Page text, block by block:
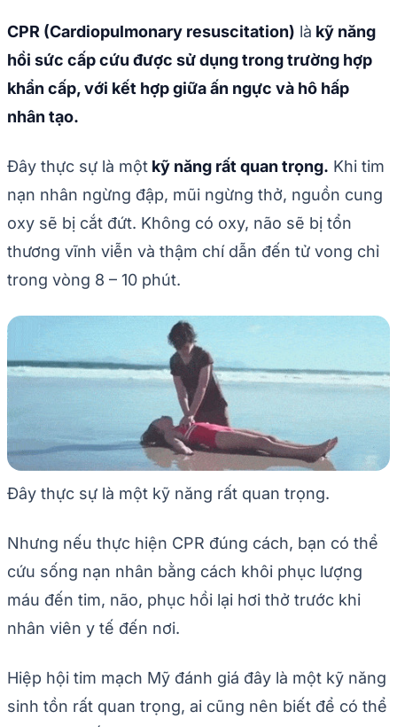
CPR (Cardiopulmonary resuscitation) là kỹ năng
hồi sức cấp cứu được sử dụng trong trường hợp
khẩn cấp, với kết hợp giữa ấn ngực và hô hấp
nhân tạo.
Đây thực sự là một kỹ năng rất quan trọng. Khi tim
nạn nhân ngừng đập, mũi ngừng thở, nguồn cung
oxy sẽ bị cắt đứt. Không có oxy, não sẽ bị tổn
thương vĩnh viễn và thậm chí dẫn đến tử vong chỉ
trong vòng 8 – 10 phút.
Đây thực sự là một kỹ năng rất quan trọng.
Nhưng nếu thực hiện CPR đúng cách, bạn có thể
cứu sống nạn nhân bằng cách khôi phục lượng
máu đến tim, não, phục hồi lại hơi thở trước khi
nhân viên y tế đến nơi.
Hiệp hội tim mạch Mỹ đánh giá đây là một kỹ năng
sinh tồn rất quan trọng, ai cũng nên biết để có thể